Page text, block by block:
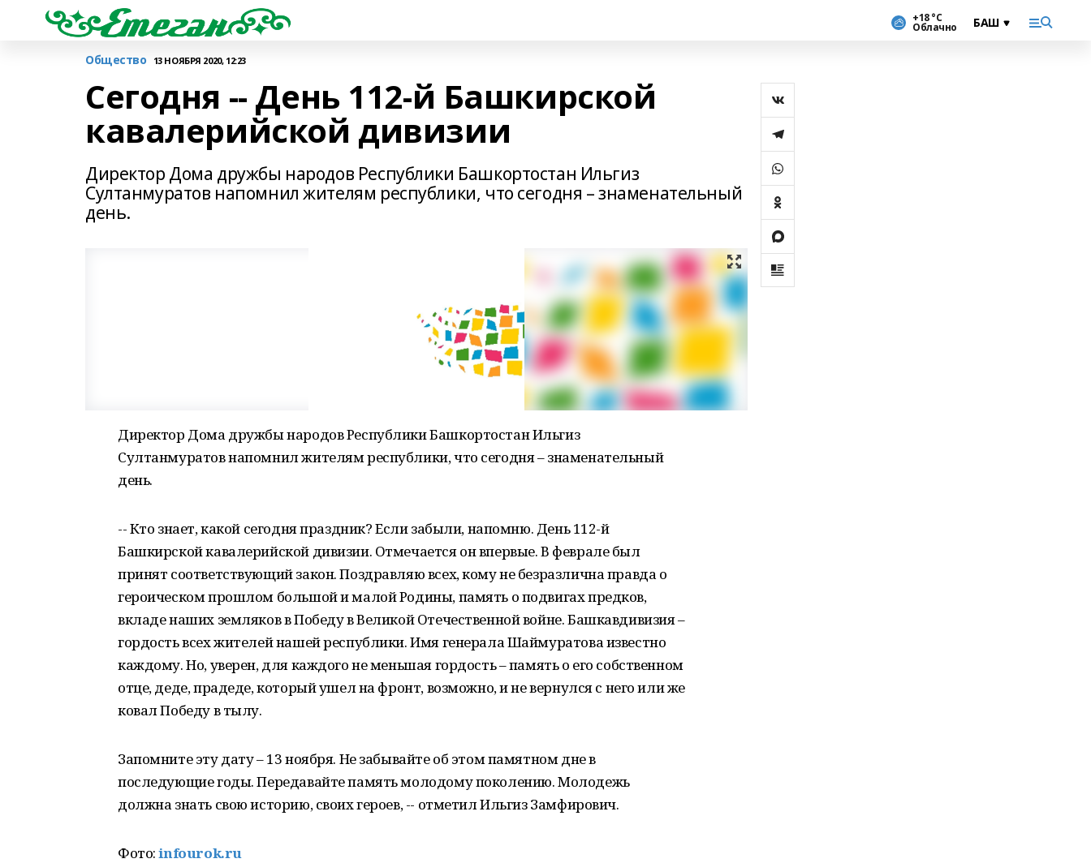
+18 °С
Облачно
Общество 13 НОЯБРЯ 2020, 12:23
Сегодня -- День 112-й Башкирской
кавалерийской дивизии
Директор Дома дружбы народов Республики Башкортостан Ильгиз
Султанмуратов напомнил жителям республики, что сегодня – знаменательный
день.
Директор Дома дружбы народов Республики Башкортостан Ильгиз
Султанмуратов напомнил жителям республики, что сегодня – знаменательный
день.
-- Кто знает, какой сегодня праздник? Если забыли, напомню. День 112-й
Башкирской кавалерийской дивизии. Отмечается он впервые. В феврале был
принят соответствующий закон. Поздравляю всех, кому не безразлична правда о
героическом прошлом большой и малой Родины, память о подвигах предков,
вкладе наших земляков в Победу в Великой Отечественной войне. Башкавдивизия –
гордость всех жителей нашей республики. Имя генерала Шаймуратова известно
каждому. Но, уверен, для каждого не меньшая гордость – память о его собственном
отце, деде, прадеде, который ушел на фронт, возможно, и не вернулся с него или же
ковал Победу в тылу.
Запомните эту дату – 13 ноября. Не забывайте об этом памятном дне в
последующие годы. Передавайте память молодому поколению. Молодежь
должна знать свою историю, своих героев, -- отметил Ильгиз Замфирович.
Фото:infourok.ru